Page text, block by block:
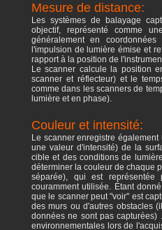
Mesure de distance:
Les systèmes de balayage
objectif, représenté comme
généralement en
l'impulsion de lumière émise et
rapport à la position de
Le scanner calcule la position
scanner et réflecteur) et le
comme dans les scanners de
lumière et en phase).
Couleur et intensité:
Le scanner enregistre
une valeur d'intensité) de la
cible et des conditions de
déterminer la couleur de chaque
séparée), qui est
couramment utilisée. Étant
que le scanner peut "voir" est
des murs ou d'autres obstacles
données ne sont pas
environnementales lors de